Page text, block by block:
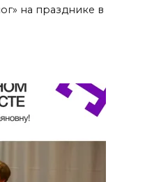
на празднике в